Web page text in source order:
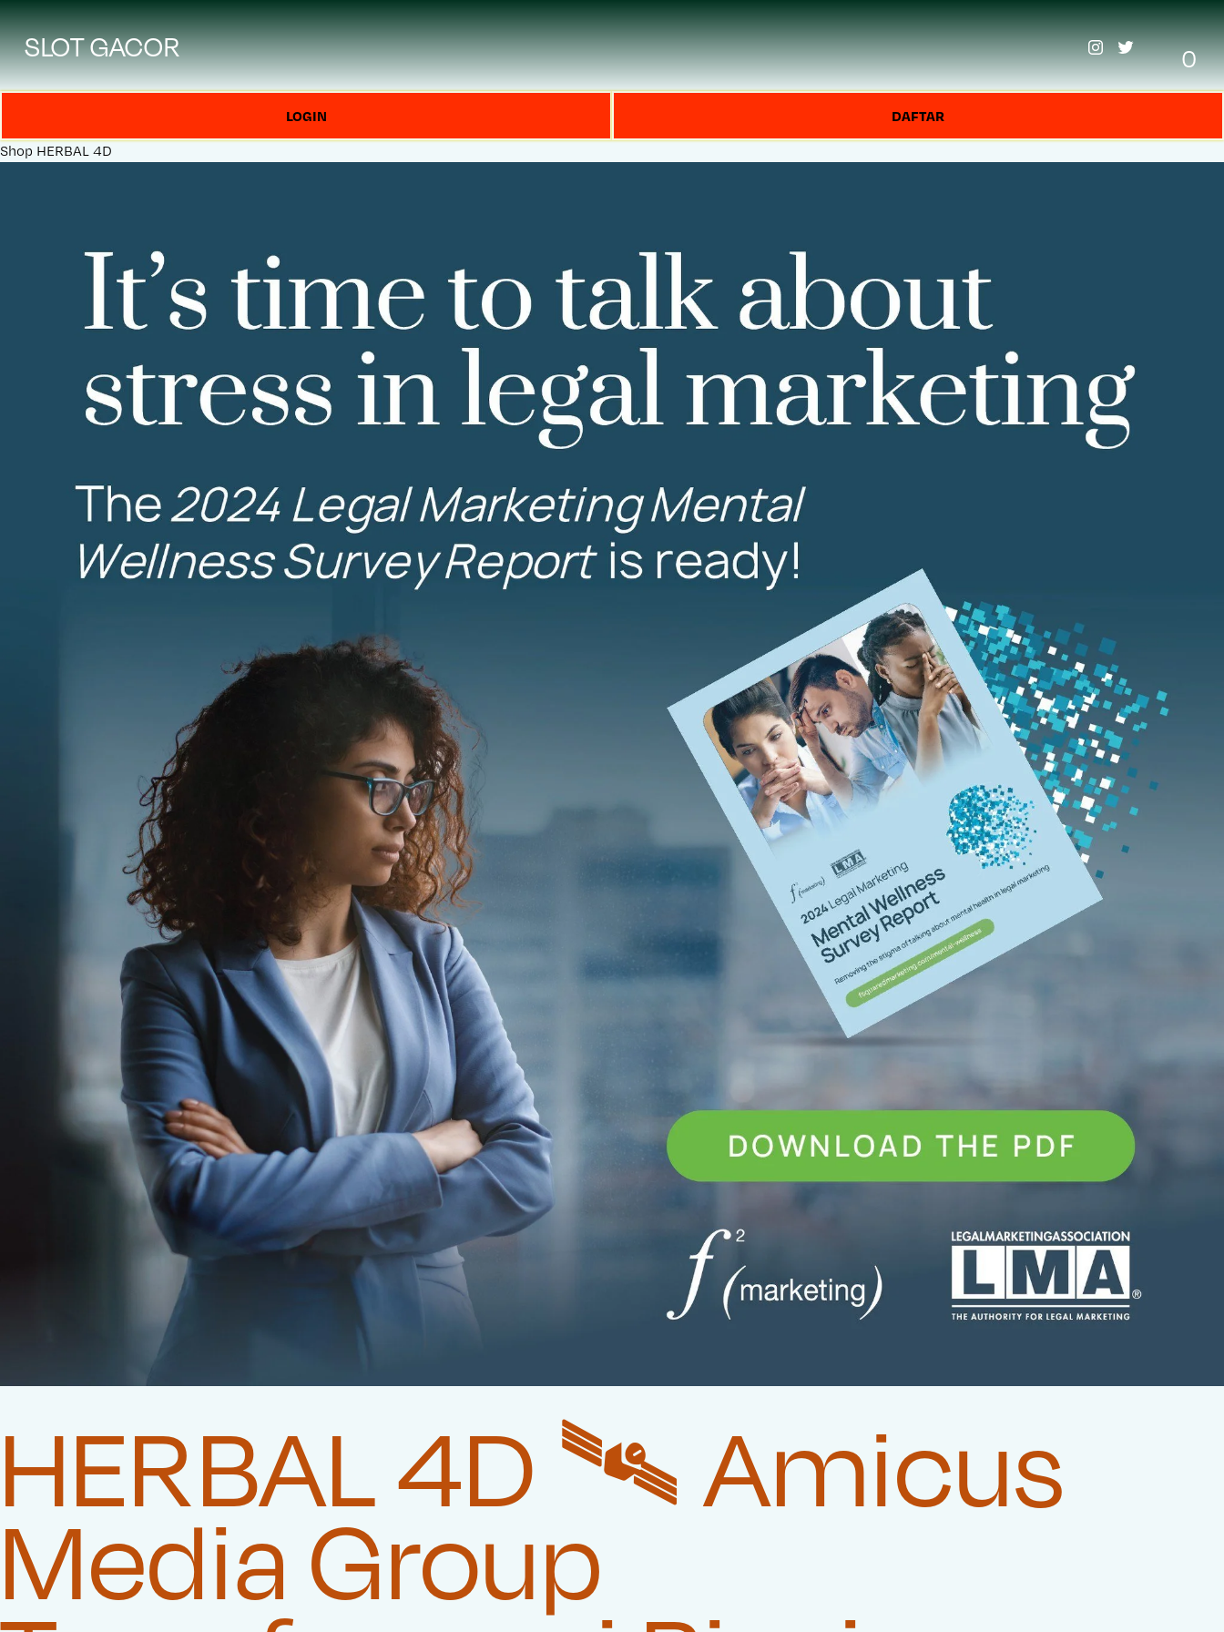
SLOT GACOR 0
LOGIN DAFTAR
Shop HERBAL 4D
HERBAL 4D 🛰️‍ Amicus
Media Group